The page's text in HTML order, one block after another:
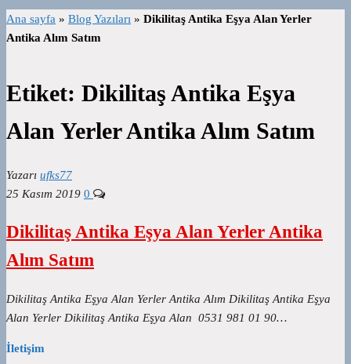
Ana sayfa » Blog Yazıları » Dikilitaş Antika Eşya Alan Yerler
Antika Alım Satım
Etiket: Dikilitaş Antika Eşya
Alan Yerler Antika Alım Satım
Yazarı ufks77
25 Kasım 2019 0
Dikilitaş Antika Eşya Alan Yerler Antika
Alım Satım
Dikilitaş Antika Eşya Alan Yerler Antika Alım Dikilitaş Antika Eşya
Alan Yerler Dikilitaş Antika Eşya Alan 0531 981 01 90…
İletişim